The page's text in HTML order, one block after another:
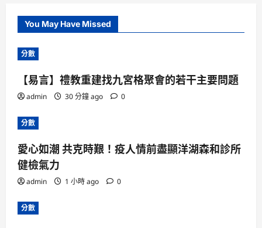
You May Have Missed
分數
【易言】禮教重建找九宮格聚會的若干主要問題
admin 30 分鐘 ago 0
分數
愛心如潮 共克時艱！疫人情前盡顯洋湖森和診所
健檢氣力
admin 1 小時 ago 0
分數